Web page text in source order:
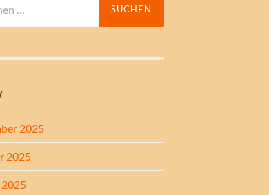
2025
2025
2025